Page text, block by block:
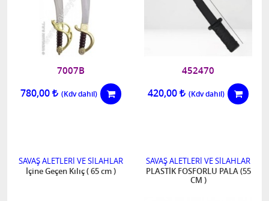
7007B
780,00
452470
420,00
SAVAŞ ALETLERİ VE SİLAHLAR
İçine Geçen Kılıç ( 65 cm )
SAVAŞ ALETLERİ VE SİLAHLAR
PLASTİK FOSFORLU PALA (55
CM )